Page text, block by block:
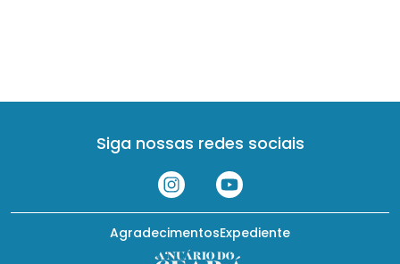
Siga nossas redes sociais
Expediente
Agradecimentos